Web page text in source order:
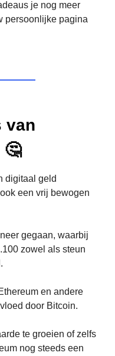
je nog meer
persoonlijke pagina
van
🤔
digitaal geld
een vrij bewogen
gegaan, waarbij
zowel als steun
en andere
door Bitcoin.
te groeien of zelfs
nog steeds een